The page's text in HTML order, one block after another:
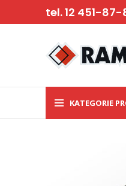
tel. 12 451-
KATEGORIE